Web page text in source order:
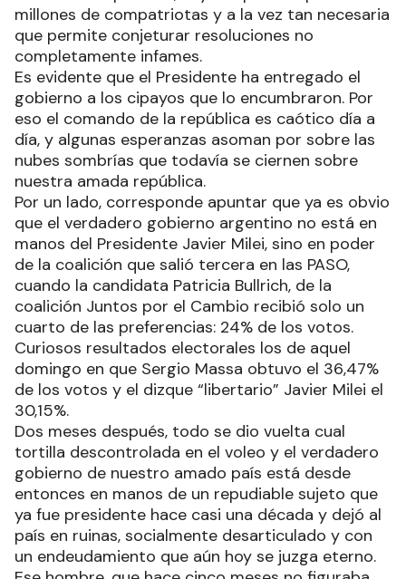
millones de compatriotas y a la vez tan necesaria
que permite conjeturar resoluciones no
completamente infames.
Es evidente que el Presidente ha entregado el
gobierno a los cipayos que lo encumbraron. Por
eso el comando de la república es caótico día a
día, y algunas esperanzas asoman por sobre las
nubes sombrías que todavía se ciernen sobre
nuestra amada república.
Por un lado, corresponde apuntar que ya es obvio
que el verdadero gobierno argentino no está en
manos del Presidente Javier Milei, sino en poder
de la coalición que salió tercera en las PASO,
cuando la candidata Patricia Bullrich, de la
coalición Juntos por el Cambio recibió solo un
cuarto de las preferencias: 24% de los votos.
Curiosos resultados electorales los de aquel
domingo en que Sergio Massa obtuvo el 36,47%
de los votos y el dizque “libertario” Javier Milei el
30,15%.
Dos meses después, todo se dio vuelta cual
tortilla descontrolada en el voleo y el verdadero
gobierno de nuestro amado país está desde
entonces en manos de un repudiable sujeto que
ya fue presidente hace casi una década y dejó al
país en ruinas, socialmente desarticulado y con
un endeudamiento que aún hoy se juzga eterno.